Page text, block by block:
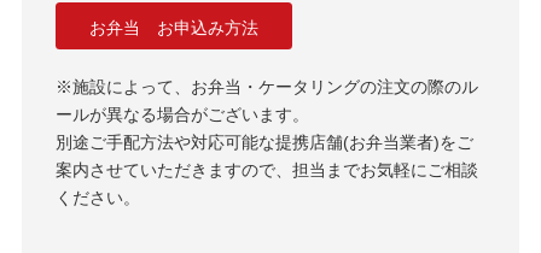
お弁当 お申込み方法
※施設によって、お弁当・ケータリングの注文の際のル
ールが異なる場合がございます。
別途ご手配方法や対応可能な提携店舗(お弁当業者)をご
案内させていただきますので、担当までお気軽にご相談
ください。